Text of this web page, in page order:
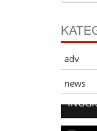
adv
news
ARTI